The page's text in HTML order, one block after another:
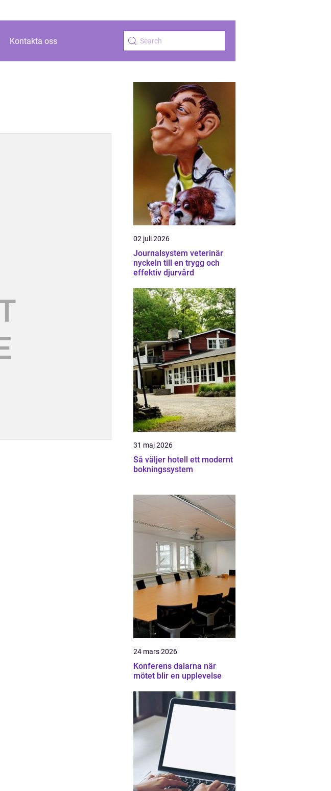
Kontakta oss
02 juli 2026
Journalsystem veterinär
nyckeln till en trygg och
effektiv djurvård
31 maj 2026
Så väljer hotell ett modernt
bokningssystem
24 mars 2026
Konferens dalarna när
mötet blir en upplevelse